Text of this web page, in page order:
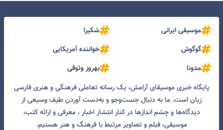
موسیقی ایرانی
شکیرا
گوگوش
خواننده آمریکایی
مدونا
بهروز وثوقی
پایگاه خبری موسیقای آرامش، یک رسانه تعاملی فرهنگی و هنری فارسی
زبان است. ما به دنبال جست‌و‌جو و به‌دست آوردن طیف وسیعی از
دیدگاه‌ها و چشم انداز‌ها در کنار انتشار اخبار ، معرفی و ارائه کتب،
موسیقی، فیلم و تصاویر مرتبط با فرهنگ و هنر هستیم.